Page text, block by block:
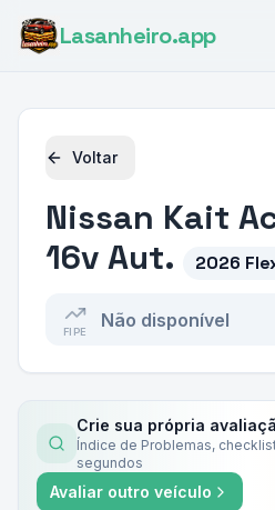
Lasanheiro.app
Voltar
Nissan Kait
16v Aut.
2026
FIPE
Não disponível
Crie sua própria
Índice de Problemas,
segundos
Avaliar outro veículo